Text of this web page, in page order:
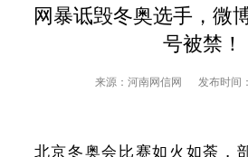
网暴诋毁冬奥选手，微
号被禁！
来源：河南网信网 发布时间：
北京冬奥会比赛如火如荼，